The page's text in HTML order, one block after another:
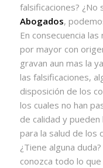
falsificaciones? ¿No
Abogados,
En consecuencia
por mayor con
gravan aun mas la
las falsificaciones,
disposición de los
los cuales no han
de calidad y
para la salud de los
¿Tiene alguna
conozca todo lo que